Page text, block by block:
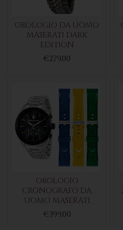
OROLOGIO DA UOMO
MASERATI DARK
EDITION
€279.00
OROLOGIO
CRONOGRAFO DA
UOMO MASERATI
€399.00